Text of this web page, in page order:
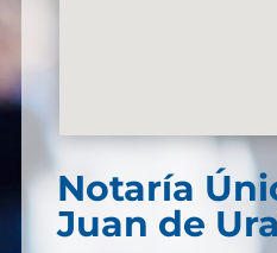
Notaría
Juan de